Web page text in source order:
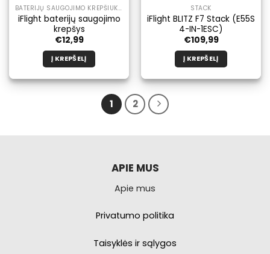
BATERIJŲ SAUGOJIMO KREPŠIUKAI
iFlight baterijų saugojimo
krepšys
€12,99
Į KREPŠELĮ
STACK
iFlight BLITZ F7 Stack (E55S
4-IN-1ESC)
€109,99
Į KREPŠELĮ
1 2
APIE MUS
Apie mus
Privatumo politika
Taisyklės ir sąlygos